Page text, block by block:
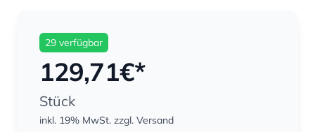
29 verfügbar
129,71€*
Stück
inkl. 19% MwSt. zzgl. Versand